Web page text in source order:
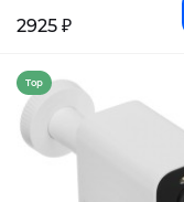
2925 ₽
Top